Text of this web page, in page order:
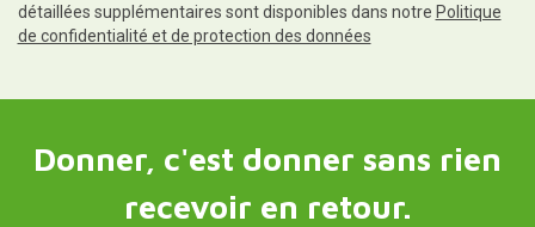
détaillées supplémentaires sont disponibles dans notre Politique
de confidentialité et de protection des données
Donner, c'est donner sans rien
recevoir en retour.